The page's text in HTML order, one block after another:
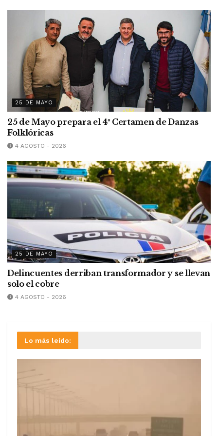
25 DE MAYO
25 de Mayo prepara el 4º Certamen de Danzas
Folklóricas
4 AGOSTO - 2026
25 DE MAYO
Delincuentes derriban transformador y se llevan
solo el cobre
4 AGOSTO - 2026
Lo más leído: